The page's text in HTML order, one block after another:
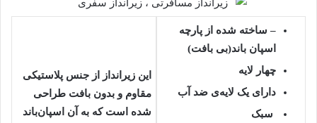
– ساخته شده از پارچه
اسپان باند(بی بافت)
چهار لایه
دارای یک لایه‌ی ضد آب
سبک
این زیرانداز از جنس پلاستیکی
مقاوم و بدون بافت طراحی
شده است که به آن اسپان‌باند